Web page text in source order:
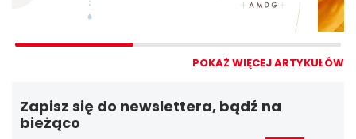
POKAŻ WIĘCEJ ARTYKUŁÓW
Zapisz się do newslettera, bądź na
bieżąco